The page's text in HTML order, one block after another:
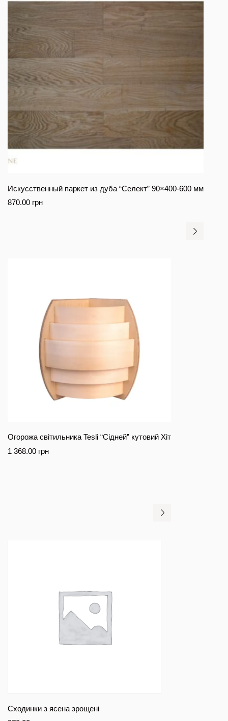
Искусственный паркет из дуба “Селект” 90×400-600 мм
870.00 грн
Огорожа світильника Tesli “Сідней” кутовий Хіт
1 368.00 грн
Сходинки з ясена зрощені